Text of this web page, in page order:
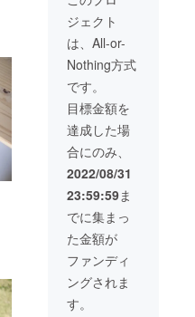
場合な
ど市販
価格が
変更と
合がご
ざいま
す。
リター
ンは、
販売す
る場合
の予定
【50％
オフ】
となり
ます。
ご支援
額は全
て送料
込みの
価格で
す。 ※
支援額
が予想
よりも
ターン
をお届
けでき
ます。
応援よ
いたし
ます。
達成し
た場合
の販売
予定価
格は
8,980円
（税込
み）で
す。 リ
ターン
は、販
ジェクト
は、All-or-
Nothing方式
です。
目標金額を
達成した場
合にのみ、
2022/08/31
23:59:59ま
でに集まっ
た金額が
ファンディ
ングされま
す。